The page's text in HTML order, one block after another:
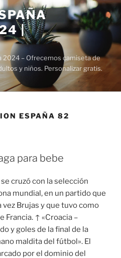
|
2024 – Ofrecemos camiseta de
y niños. Personalizar gratis.
ESPAÑA 82
para bebe
cruzó con la selección
mundial, en un partido que
Brujas y que tuvo como
Francia. ↑ «Croacia –
y goles de la final de la
maldita del fútbol». El
por el dominio del